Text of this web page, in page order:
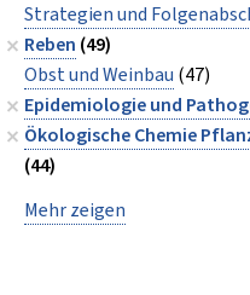
Strategien und
Reben (49)
Obst und Weinbau (47)
Epidemiologie und
Ökologische Chemie
(44)
Mehr zeigen